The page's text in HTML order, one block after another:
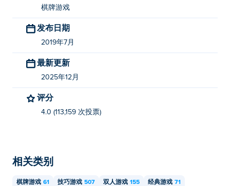
棋牌游戏
发布日期
2019年7月
最新更新
2025年12月
评分
4.0 (113,159 次投票)
相关类别
棋牌游戏 61 技巧游戏 507 双人游戏 155 经典游戏 71